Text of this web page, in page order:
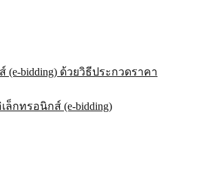
bidding) ด้วยวิธีประกวดราคา
กทรอนิกส์ (e-bidding)